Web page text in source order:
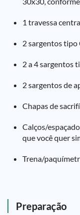
1 travessa
2 sargentos tipo
2 a 4 sargentos
2 sargentos de
Chapas de
Calços/
que você quer
Trena/
Preparação